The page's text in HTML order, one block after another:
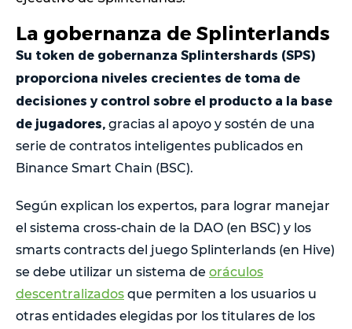
La gobernanza de Splinterlands
Su token de gobernanza Splintershards (SPS)
proporciona niveles crecientes de toma de
decisiones y control sobre el producto a la base
de jugadores, gracias al apoyo y sostén de una
serie de contratos inteligentes publicados en
Binance Smart Chain (BSC).
Según explican los expertos, para lograr manejar
el sistema cross-chain de la DAO (en BSC) y los
smarts contracts del juego Splinterlands (en Hive)
se debe utilizar un sistema de oráculos
descentralizados que permiten a los usuarios u
otras entidades elegidas por los titulares de los